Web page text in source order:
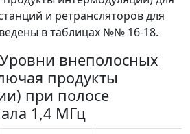
и ретрансляторов для
в таблицах №№ 16-18.
внеполосных
продукты
при полосе
1,4 МГц